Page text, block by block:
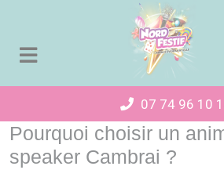
07 74 96 10
Pourquoi choisir un
speaker Cambrai ?
Panneau de gestion des cookies